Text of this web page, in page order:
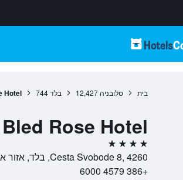
בית סלובניה 12,427 בלד 744
Hotel
Bled Rose Hotel
4 כוכבים
Cesta Svobode 8, 4260, בלד, אזור אפר קרניאולה, סלובניה
+386 4579 6000